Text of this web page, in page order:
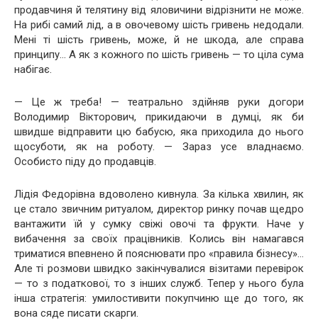
продавчиня й телятину від яловичини відрізнити не може.
На рибі самий лід, а в овочевому шість гривень недодали.
Мені ті шість гривень, може, й не шкода, але справа
принципу… А як з кожного по шість гривень — то ціла сума
набігає.
— Це ж треба! — театрально здійняв руки догори
Володимир Вікторович, прикидаючи в думці, як би
швидше відправити цю бабусю, яка приходила до нього
щосуботи, як на роботу. — Зараз усе владнаємо.
Особисто піду до продавців.
Лідія Федорівна вдоволено кивнула. За кілька хвилин, як
це стало звичним ритуалом, директор ринку почав щедро
вантажити їй у сумку свіжі овочі та фрукти. Наче у
вибачення за своїх працівників. Колись він намагався
триматися впевнено й пояснювати про «правила бізнесу»…
Але ті розмови швидко закінчувалися візитами перевірок
— то з податкової, то з інших служб. Тепер у нього була
інша стратегія: умилостивити покупчиню ще до того, як
вона сяде писати скарги.